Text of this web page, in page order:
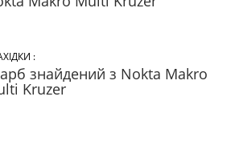
:
знайдений з Nokta Makro
Kruzer